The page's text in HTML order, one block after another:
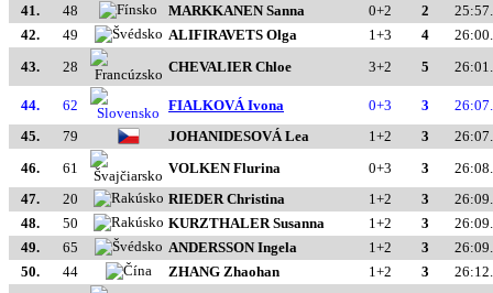
41.
48 MARKKANEN Sanna 0+2 2
42.
49 ALIFIRAVETS Olga 1+3 4
43.
28 CHEVALIER Chloe 3+2 5
44. 62 FIALKOVÁ Ivona 0+3 3
45.
79 JOHANIDESOVÁ Lea 1+2 3
46.
61 VOLKEN Flurina 0+3 3
47.
20 RIEDER Christina 1+2 3
48.
50 KURZTHALER Susanna 1+2 3
49.
65 ANDERSSON Ingela 1+2 3
50.
44 ZHANG Zhaohan 1+2 3